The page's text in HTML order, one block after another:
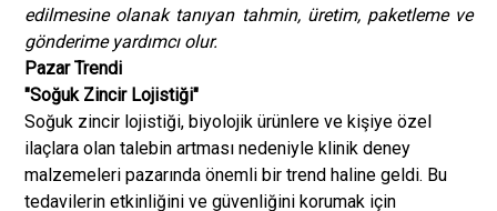
edilmesine olanak tanıyan tahmin, üretim, paketleme ve
gönderime yardımcı olur.
Pazar Trendi
"Soğuk Zincir Lojistiği"
Soğuk zincir lojistiği, biyolojik ürünlere ve kişiye özel
ilaçlara olan talebin artması nedeniyle klinik deney
malzemeleri pazarında önemli bir trend haline geldi. Bu
tedavilerin etkinliğini ve güvenliğini korumak için